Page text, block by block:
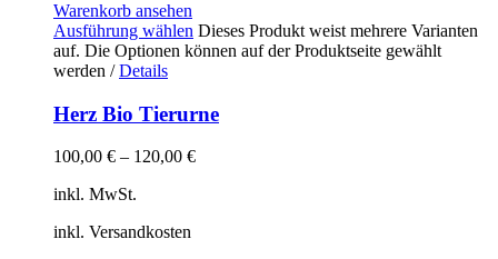
Warenkorb ansehen
Ausführung wählen Dieses Produkt weist mehrere Varianten
auf. Die Optionen können auf der Produktseite gewählt
werden / Details
Herz Bio Tierurne
100,00 € – 120,00 €
inkl. MwSt.
inkl. Versandkosten